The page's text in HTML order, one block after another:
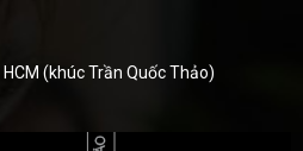
(khúc Trần Quốc Thảo)